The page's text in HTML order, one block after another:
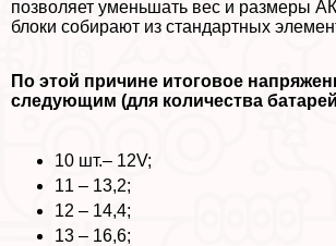
позволяет уменьшать вес и размеры
блоки собирают из стандартных
По этой причине итоговое
следующим (для количества
10 шт.– 12V;
11 – 13,2;
12 – 14,4;
13 – 16,6;